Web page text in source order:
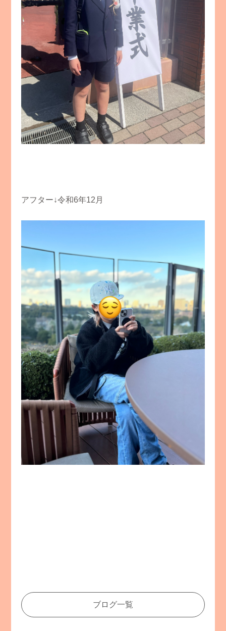
アフター↓令和6年12月
ブログ一覧